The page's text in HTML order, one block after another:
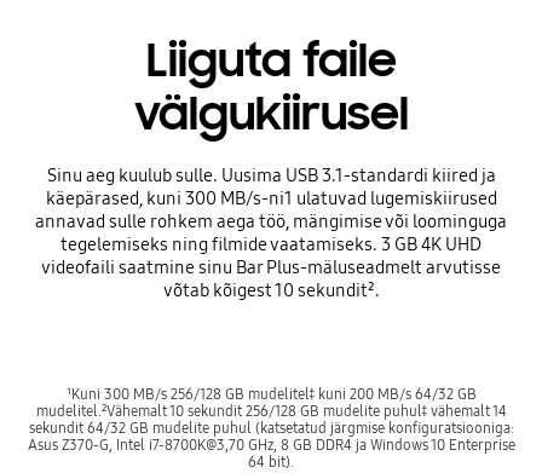
Liiguta faile
välgukiirusel
Sinu aeg kuulub sulle. Uusima USB 3.1-standardi kiired ja
käepärased, kuni 300 MB/s-ni1 ulatuvad lugemiskiirused
annavad sulle rohkem aega töö, mängimise või loominguga
tegelemiseks ning filmide vaatamiseks. 3 GB 4K UHD
videofaili saatmine sinu Bar Plus-mäluseadmelt arvutisse
võtab kõigest 10 sekundit².
¹Kuni 300 MB/s 256/128 GB mudelitel‡ kuni 200 MB/s 64/32 GB
mudelitel.²Vähemalt 10 sekundit 256/128 GB mudelite puhul‡ vähemalt 14
sekundit 64/32 GB mudelite puhul (katsetatud järgmise konfiguratsiooniga:
Asus Z370-G, Intel i7-8700K@3,70 GHz, 8 GB DDR4 ja Windows 10 Enterprise
64 bit).